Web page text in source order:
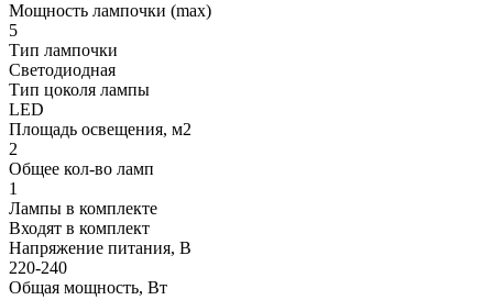
Мощность лампочки (max)
5
Тип лампочки
Светодиодная
Тип цоколя лампы
LED
Площадь освещения, м2
2
Общее кол-во ламп
1
Лампы в комплекте
Входят в комплект
Напряжение питания, В
220-240
Общая мощность, Вт